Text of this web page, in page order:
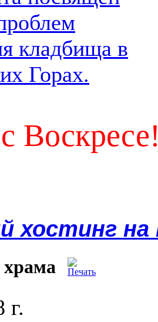
кладбища в
Горах.
хостинг на
г.